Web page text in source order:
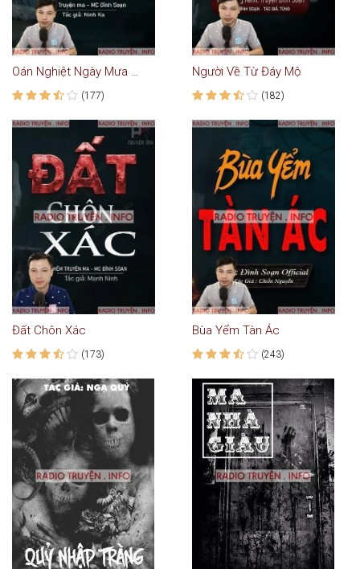
Oán Nghiệt Ngày Mưa Gió
(177)
Người Về Từ Đáy Mộ
(182)
Đất Chôn Xác
(173)
Bùa Yểm Tàn Ác
(243)